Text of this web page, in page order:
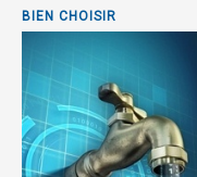
BIEN CHOISIR